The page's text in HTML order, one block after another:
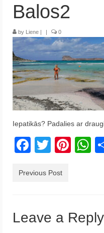
Portugāle
ASV
Melnkalne
Grieķija
Krēta
Francija
Balos2
by Liene | | 0
Iepatikās? Padalies ar
Facebook
Twitter
Previous Post
Leave a Reply